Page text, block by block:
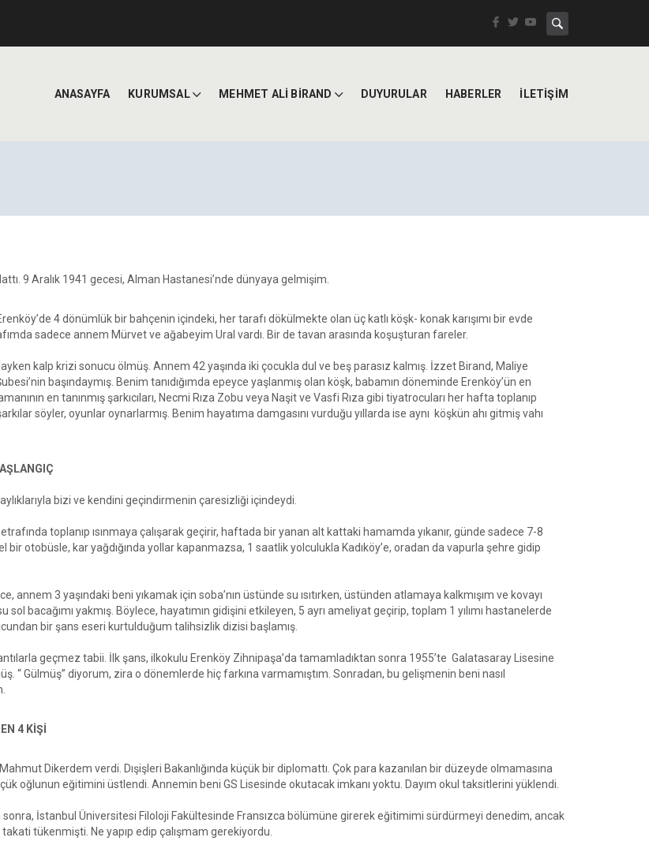
ANASAYFA KURUMSAL MEHMET ALİ BİRAND DUYURULAR HABERLER İLETİŞİM
9 Aralık 1941 gecesi, Alman Hastanesi’nde dünyaya gelmişim.
4 dönümlük bir bahçenin içindeki, her tarafı dökülmekte olan üç katlı köşk- konak karışımı bir evde
sadece annem Mürvet ve ağabeyim Ural vardı. Bir de tavan arasında koşuşturan fareler.
kalp krizi sonucu ölmüş. Annem 42 yaşında iki çocukla dul ve beş parasız kalmış. İzzet Birand, Maliye
Şubesi’nin başındaymış. Benim tanıdığımda epeyce yaşlanmış olan köşk, babamın döneminde Erenköy’ün en
en tanınmış şarkıcıları, Necmi Rıza Zobu veya Naşit ve Vasfi Rıza gibi tiyatrocuları her hafta toplanıp
söyler, oyunlar oynarlarmış. Benim hayatıma damgasını vurduğu yıllarda ise aynı köşkün ahı gitmiş vahı
bizi ve kendini geçindirmenin çaresizliği içindeydi.
etrafında toplanıp ısınmaya çalışarak geçirir, haftada bir yanan alt kattaki hamamda yıkanır, günde sadece 7-8
otobüsle, kar yağdığında yollar kapanmazsa, 1 saatlik yolculukla Kadıköy’e, oradan da vapurla şehre gidip
annem 3 yaşındaki beni yıkamak için soba’nın üstünde su ısıtırken, üstünden atlamaya kalkmışım ve kovayı
sol bacağımı yakmış. Böylece, hayatımın gidişini etkileyen, 5 ayrı ameliyat geçirip, toplam 1 yılımı hastanelerde
bir şans eseri kurtulduğum talihsizlik dizisi başlamış.
geçmez tabii. İlk şans, ilkokulu Erenköy Zihnipaşa’da tamamladıktan sonra 1955’te Galatasaray Lisesine
“ Gülmüş” diyorum, zira o dönemlerde hiç farkına varmamıştım. Sonradan, bu gelişmenin beni nasıl
4 KİŞİ
Dikerdem verdi. Dışişleri Bakanlığında küçük bir diplomattı. Çok para kazanılan bir düzeyde olmamasına
oğlunun eğitimini üstlendi. Annemin beni GS Lisesinde okutacak imkanı yoktu. Dayım okul taksitlerini yüklendi.
sonra, İstanbul Üniversitesi Filoloji Fakültesinde Fransızca bölümüne girerek eğitimimi sürdürmeyi denedim, ancak
takati tükenmişti. Ne yapıp edip çalışmam gerekiyordu.